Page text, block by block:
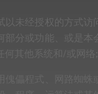
以未经授权的方式访
部分或功能、或是本
何其他系统和/或网络;